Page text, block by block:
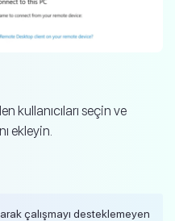
kullanıcıları seçin ve
ekleyin.
çalışmayı desteklemeyen